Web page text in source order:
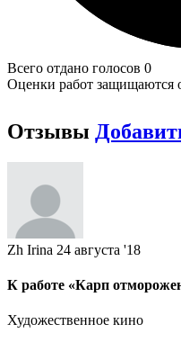
Всего отдано голосов 0
Оценки работ защищаются
Отзывы
Zh Irina 24 августа '18
К работе «Карп
Художественное кино